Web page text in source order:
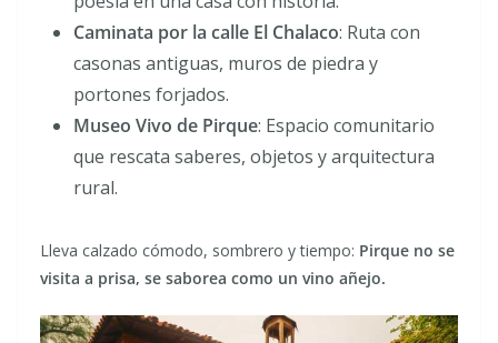
Caminata por la calle El Chalaco: Ruta con
casonas antiguas, muros de piedra y
portones forjados.
Museo Vivo de Pirque: Espacio comunitario
que rescata saberes, objetos y arquitectura
rural.
Lleva calzado cómodo, sombrero y tiempo: Pirque no se
visita a prisa, se saborea como un vino añejo.